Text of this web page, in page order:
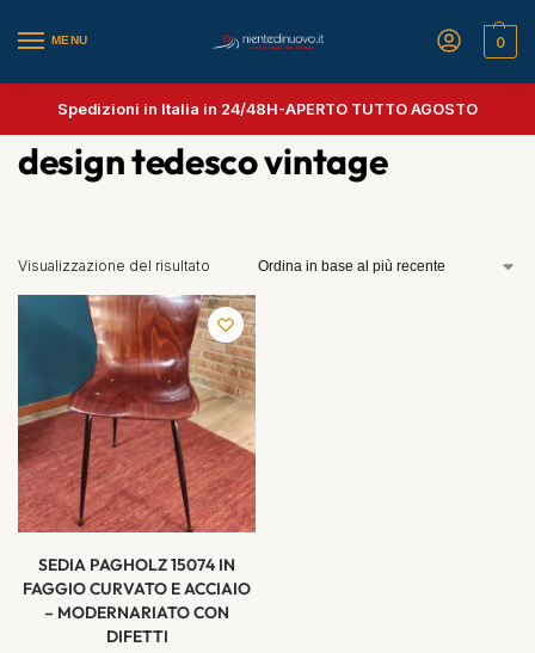
MENU 0
Spedizioni in Italia in 24/48H-APERTO TUTTO AGOSTO
design tedesco vintage
Visualizzazione del risultato
SEDIA PAGHOLZ 15074 IN
FAGGIO CURVATO E ACCIAIO
– MODERNARIATO CON
DIFETTI